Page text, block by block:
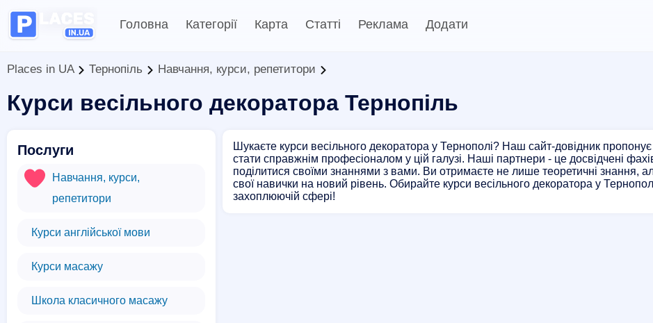
Головна Категорії Карта Статті Реклама Додати
Places in UA Тернопіль Навчання, курси, репетитори
Курси весільного декоратора Тернопіль
Послуги
Навчання, курси,
репетитори
Курси англійської мови
Курси масажу
Школа класичного масажу
Шукаєте курси весільного декоратора у Тернополі? Наш сайт-довідник
стати справжнім професіоналом у цій галузі. Наші партнери - це досвідчені
поділитися своїми знаннями з вами. Ви отримаєте не лише теоретичні знання,
свої навички на новий рівень. Обирайте курси весільного декоратора у
захоплюючій сфері!